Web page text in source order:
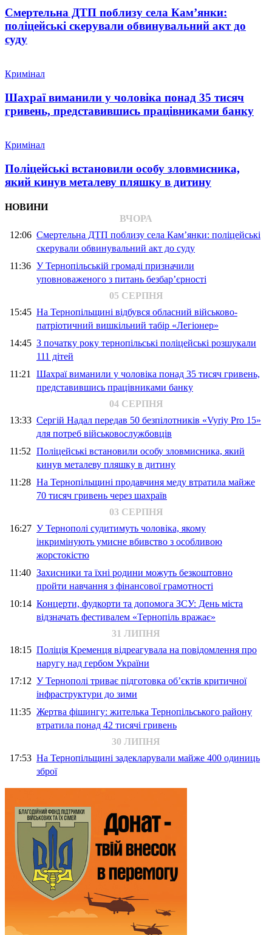
Смертельна ДТП поблизу села Кам’янки:
поліцейські скерували обвинувальний акт до
суду
Кримінал
Шахраї виманили у чоловіка понад 35 тисяч
гривень, представившись працівниками банку
Кримінал
Поліцейські встановили особу зловмисника,
який кинув металеву пляшку в дитину
НОВИНИ
ВЧОРА
12:06 Смертельна ДТП поблизу села Кам’янки: поліцейські
скерували обвинувальний акт до суду
11:36 У Тернопільській громаді призначили
уповноваженого з питань безбар’єрності
05 СЕРПНЯ
15:45 На Тернопільщині відбувся обласний військово-
патріотичний вишкільний табір «Легіонер»
14:45 З початку року тернопільські поліцейські розшукали
111 дітей
11:21 Шахраї виманили у чоловіка понад 35 тисяч гривень,
представившись працівниками банку
04 СЕРПНЯ
13:33 Сергій Надал передав 50 безпілотників «Vyriy Pro 15»
для потреб військовослужбовців
11:52 Поліцейські встановили особу зловмисника, який
кинув металеву пляшку в дитину
11:28 На Тернопільщині продавчиня меду втратила майже
70 тисяч гривень через шахраїв
03 СЕРПНЯ
16:27 У Тернополі судитимуть чоловіка, якому
інкримінують умисне вбивство з особливою
жорстокістю
11:40 Захисники та їхні родини можуть безкоштовно
пройти навчання з фінансової грамотності
10:14 Концерти, фудкорти та допомога ЗСУ: День міста
відзначать фестивалем «Тернопіль вражає»
31 ЛИПНЯ
18:15 Поліція Кременця відреагувала на повідомлення про
наругу над гербом України
17:12 У Тернополі триває підготовка об’єктів критичної
інфраструктури до зими
11:35 Жертва фішингу: жителька Тернопільського району
втратила понад 42 тисячі гривень
30 ЛИПНЯ
17:53 На Тернопільщині задекларували майже 400 одиниць
зброї